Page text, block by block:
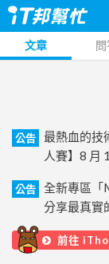
文章
公告
最熱血的技
人賽】8 月
公告
全新專區「
分享最真實
前往